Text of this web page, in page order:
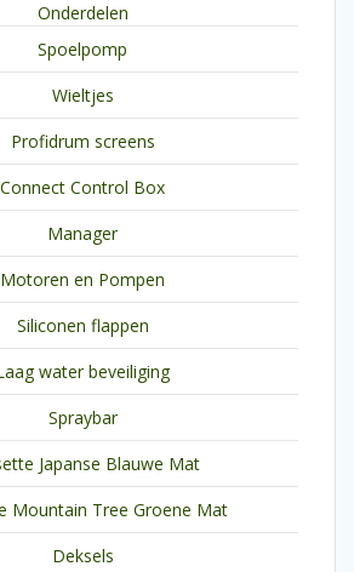
Onderdelen
Spoelpomp
Wieltjes
Profidrum screens
Connect Control Box
Manager
Motoren en Pompen
Siliconen flappen
water beveiliging
Spraybar
Japanse Blauwe Mat
Mountain Tree Groene Mat
Deksels